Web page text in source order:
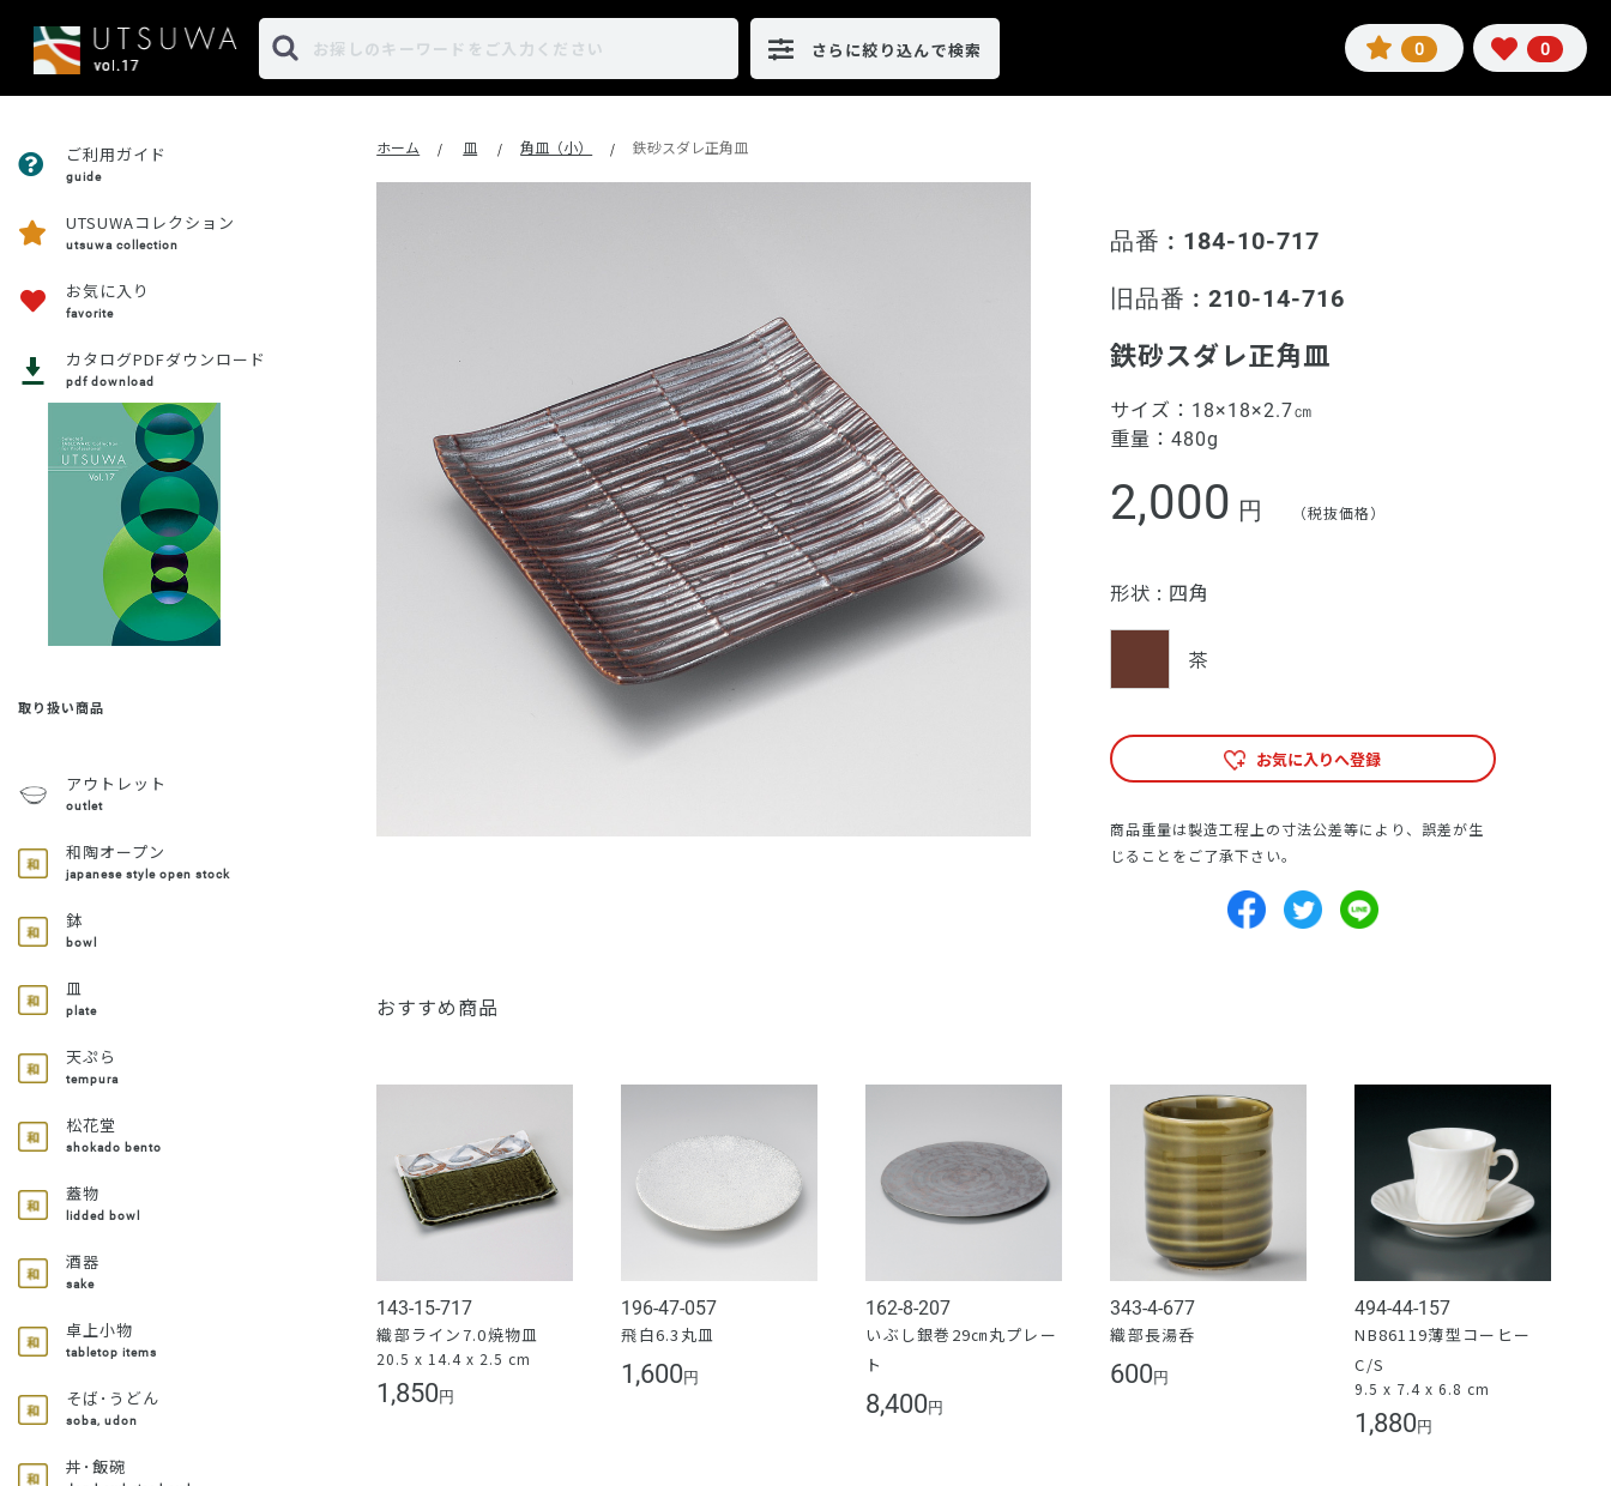
さらに絞り込んで検索 0 0
ご利用ガイド
guide
UTSUWAコレクション
utsuwa collection
お気に入り
favorite
カタログPDFダウンロード
pdf download
取り扱い商品
アウトレット
outlet
和陶オープン
japanese style open stock
鉢
bowl
皿
plate
天ぷら
tempura
松花堂
shokado bento
蓋物
lidded bowl
酒器
sake
卓上小物
tabletop items
そば･うどん
soba, udon
丼･飯碗
ホーム / 皿 / 角皿（小） / 鉄砂スダレ正角皿
品番 : 184-10-717
旧品番 : 210-14-716
鉄砂スダレ正角皿
サイズ： 18×18×2.7㎝
重量：480g
2,000 円 （税抜価格）
形状 : 四角
茶
お気に入りへ登録
商品重量は製造工程上の寸法公差等により、誤差が生
じることをご了承下さい。
おすすめ商品
143-15-717
織部ライン7.0焼物皿
20.5 x 14.4 x 2.5 cm
1,850 円
196-47-057
飛白6.3丸皿
1,600 円
162-8-207
いぶし銀巻29㎝丸プレー
ト
8,400 円
343-4-677
織部長湯呑
600 円
494-44-157
NB86119薄型コーヒー
C/S
9.5 x 7.4 x 6.8 cm
1,880 円